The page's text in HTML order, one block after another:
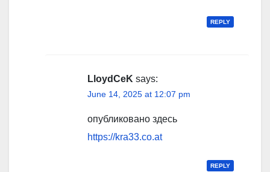
REPLY
LloydCeK says:
June 14, 2025 at 12:07 pm
опубликовано здесь
https://kra33.co.at
REPLY